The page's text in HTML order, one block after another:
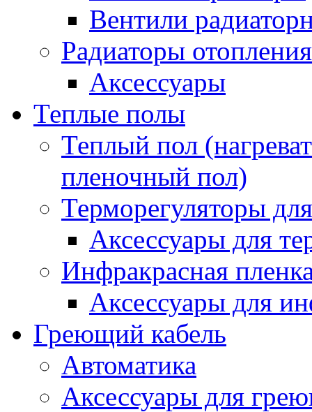
Вентили
Радиаторы отопления
Аксессуары
Теплые полы
Теплый пол
пленочный пол)
Терморегуляторы
Аксессуары для
Инфракрасная
Аксессуары для
Греющий кабель
Автоматика
Аксессуары для